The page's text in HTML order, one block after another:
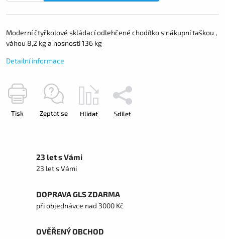
Moderní čtyřkolové skládací odlehčené chodítko s nákupní taškou ,
váhou 8,2 kg a nosností 136 kg
Detailní informace
Tisk Zeptat se Hlídat Sdílet
23 let s Vámi
23 let s Vámi
DOPRAVA GLS ZDARMA
při objednávce nad 3000 Kč
OVĚŘENÝ OBCHOD